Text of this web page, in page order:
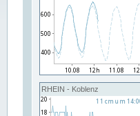
RHEIN - Koblenz